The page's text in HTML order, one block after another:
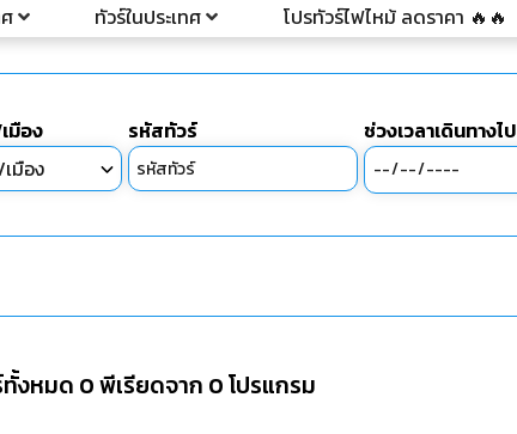
ทัวร์ในประเทศ โปรทัวร์ไฟไหม้ ลดราคา 🔥🔥
มือง รหัสทัวร์ ช่วงเวลาเดินทางไป
งหมด 0พีเรียดจาก 0โปรแกรม